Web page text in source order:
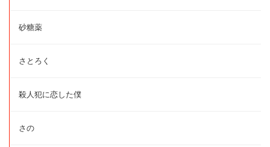
砂糖薬
さとろく
殺人犯に恋した僕
さの